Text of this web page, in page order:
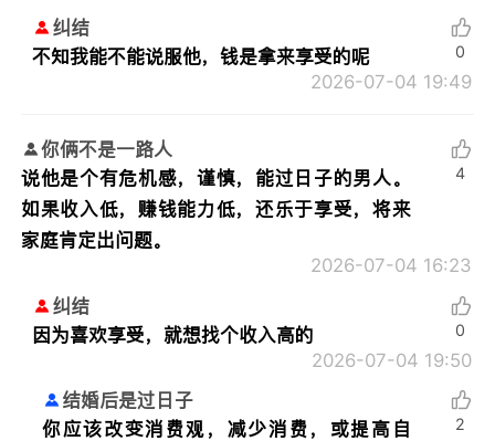
纠结
不知我能不能说服他，钱是拿来享受的呢
2026-07-04 19:49
0
你俩不是一路人
说他是个有危机感，谨慎，能过日子的男人。
如果收入低，赚钱能力低，还乐于享受，将来
家庭肯定出问题。
2026-07-04 16:23
4
纠结
因为喜欢享受，就想找个收入高的
2026-07-04 19:50
0
结婚后是过日子
你应该改变消费观，减少消费，或提高自
2